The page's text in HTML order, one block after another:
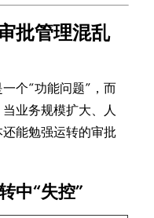
批管理混乱
个“功能问题”，而
业务规模扩大、人
能勉强运转的审批
中“失控”